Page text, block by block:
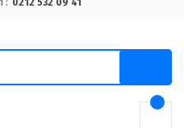
: 0212 532 09 41